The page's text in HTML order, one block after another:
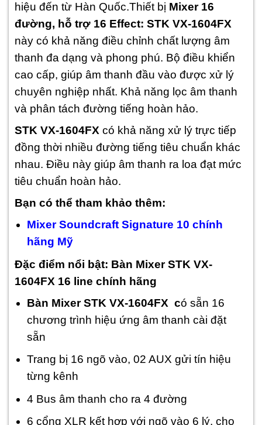
hiệu đến từ Hàn Quốc.Thiết bị Mixer 16
đường, hỗ trợ 16 Effect: STK VX-1604FX
này có khả năng điều chỉnh chất lượng âm
thanh đa dạng và phong phú. Bộ điều khiển
cao cấp, giúp âm thanh đầu vào được xử lý
chuyên nghiệp nhất. Khả năng lọc âm thanh
và phân tách đường tiếng hoàn hảo.
STK VX-1604FX có khả năng xử lý trực tiếp
đồng thời nhiều đường tiếng tiêu chuẩn khác
nhau. Điều này giúp âm thanh ra loa đạt mức
tiêu chuẩn hoàn hảo.
Bạn có thể tham khảo thêm:
Mixer Soundcraft Signature 10 chính
hãng Mỹ
Đặc điểm nổi bật: Bàn Mixer STK VX-
1604FX 16 line chính hãng
Bàn Mixer STK VX-1604FX có sẵn 16
chương trình hiệu ứng âm thanh cài đặt
sẵn
Trang bị 16 ngõ vào, 02 AUX gửi tín hiệu
từng kênh
4 Bus âm thanh cho ra 4 đường
6 cổng XLR kết hợp với ngõ vào 6 lý, cho